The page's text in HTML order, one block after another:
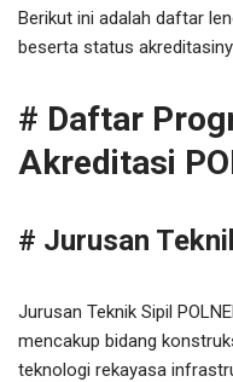
Berikut ini adalah daftar
beserta status
# Daftar
Akreditasi
# Jurusan
Jurusan Teknik Sipil
mencakup bidang
teknologi rekayasa